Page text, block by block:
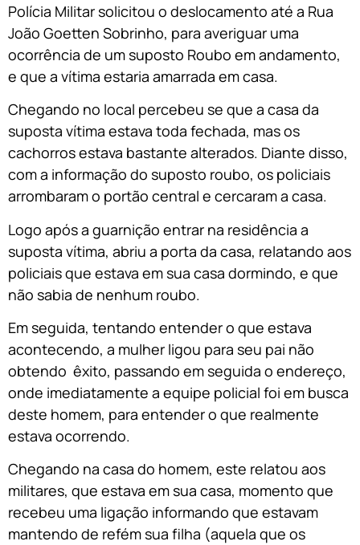
Polícia Militar solicitou o deslocamento até a Rua
João Goetten Sobrinho, para averiguar uma
ocorrência de um suposto Roubo em andamento,
e que a vítima estaria amarrada em casa.
Chegando no local percebeu se que a casa da
suposta vítima estava toda fechada, mas os
cachorros estava bastante alterados. Diante disso,
com a informação do suposto roubo, os policiais
arrombaram o portão central e cercaram a casa.
Logo após a guarnição entrar na residência a
suposta vítima, abriu a porta da casa, relatando aos
policiais que estava em sua casa dormindo, e que
não sabia de nenhum roubo.
Em seguida, tentando entender o que estava
acontecendo, a mulher ligou para seu pai não
obtendo êxito, passando em seguida o endereço,
onde imediatamente a equipe policial foi em busca
deste homem, para entender o que realmente
estava ocorrendo.
Chegando na casa do homem, este relatou aos
militares, que estava em sua casa, momento que
recebeu uma ligação informando que estavam
mantendo de refém sua filha (aquela que os